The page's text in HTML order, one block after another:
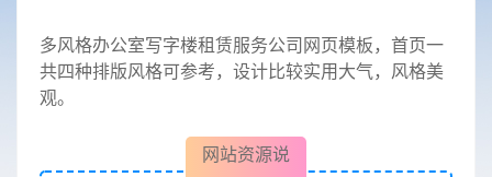
多风格办公室写字楼租赁服务公司网页模板，首页一
共四种排版风格可参考，设计比较实用大气，风格美
观。
网站资源说